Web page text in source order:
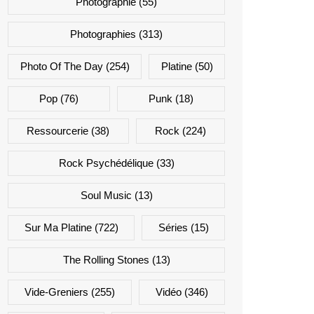
Photographies (313)
Photo Of The Day(254) Platine(50)
Pop (76) Punk (18)
Ressourcerie (38) Rock (224)
Rock Psychédélique(33)
Soul Music (13)
Sur Ma Platine(722) Séries (15)
The Rolling Stones (13)
Vide-Greniers (255) Vidéo (346)